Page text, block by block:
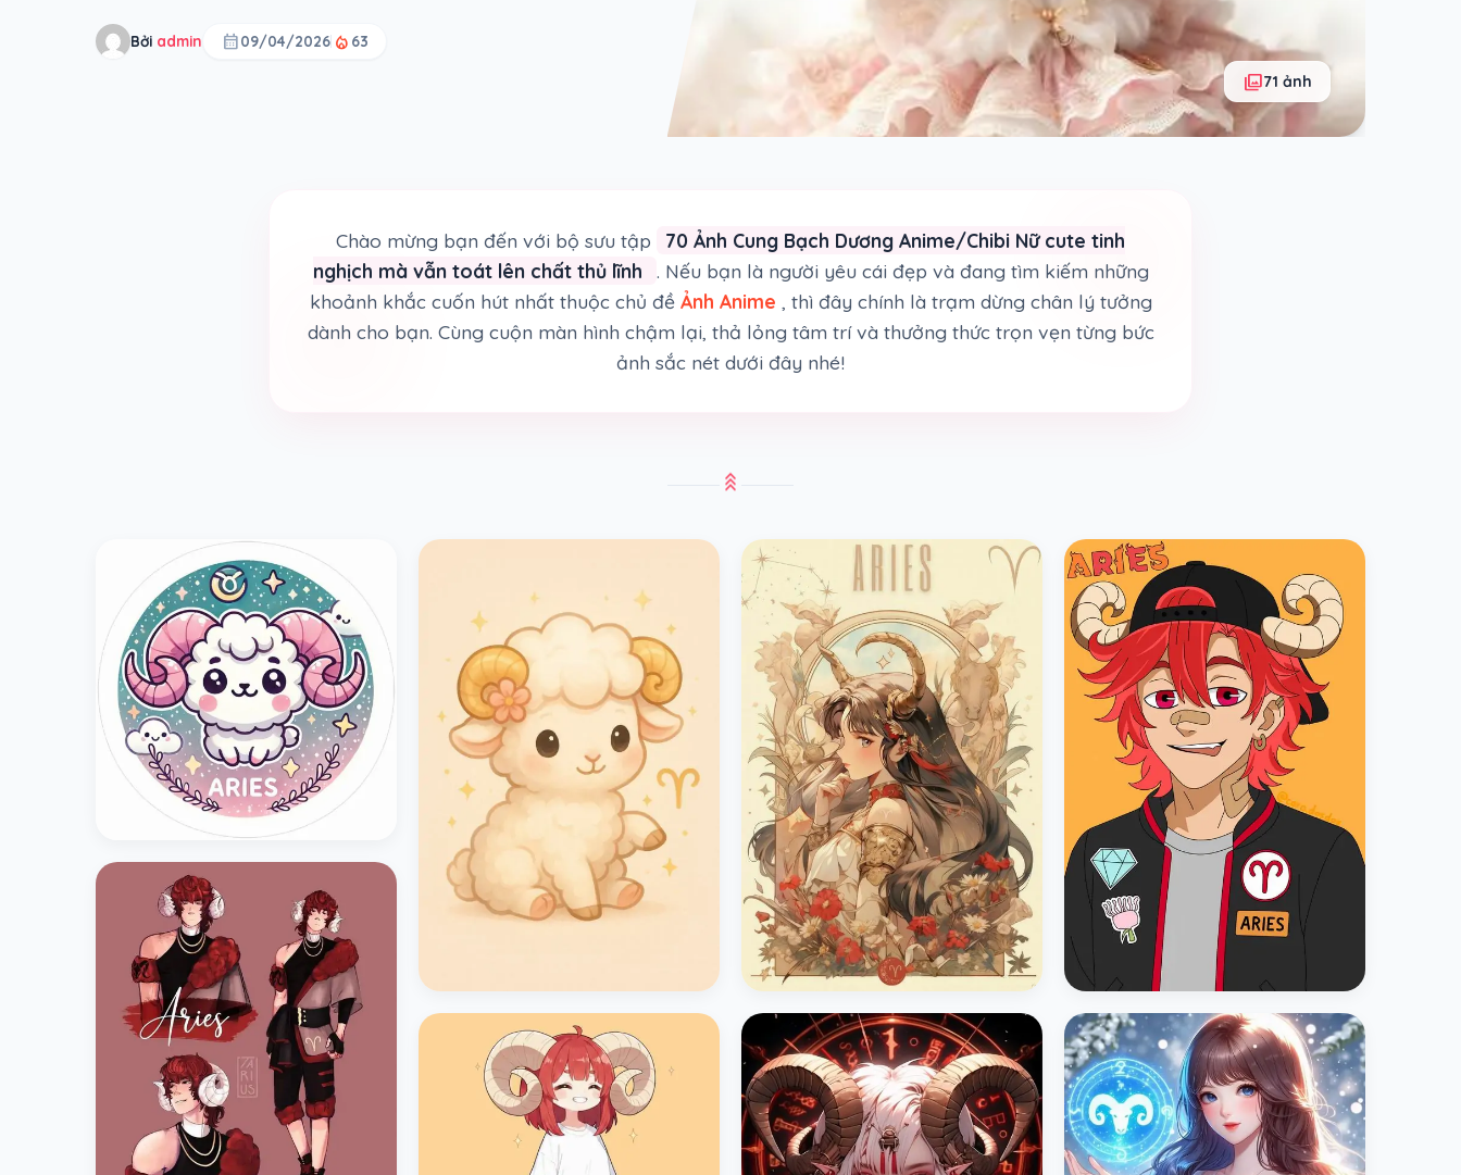
Bởi admin calendar_month09/04/2026 local_fire_department 63
photo_library71 ảnh
Chào mừng bạn đến với bộ sưu tập
70 Ảnh Cung Bạch Dương Anime/Chibi Nữ cute tinh
nghịch mà vẫn toát lên chất thủ lĩnh
. Nếu bạn là người yêu cái đẹp và đang tìm kiếm những
khoảnh khắc cuốn hút nhất thuộc chủ đề Ảnh Anime , thì đây chính là trạm dừng chân lý tưởng
dành cho bạn. Cùng cuộn màn hình chậm lại, thả lỏng tâm trí và thưởng thức trọn vẹn từng bức
ảnh sắc nét dưới đây nhé!
stat_3